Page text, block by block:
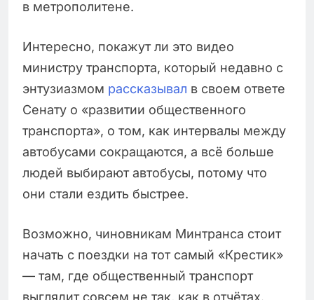
в метрополитене.
Интересно, покажут ли это видео
министру транспорта, который недавно с
энтузиазмом рассказывал в своем ответе
Сенату о «развитии общественного
транспорта», о том, как интервалы между
автобусами сокращаются, а всё больше
людей выбирают автобусы, потому что
они стали ездить быстрее.
Возможно, чиновникам Минтранса стоит
начать с поездки на тот самый «Крестик»
— там, где общественный транспорт
выглядит совсем не так, как в отчётах.